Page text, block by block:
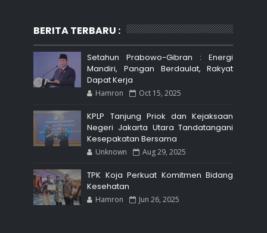
BERITA TERBARU :
Setahun Prabowo-Gibran : Energi
Mandiri, Pangan Berdaulat, Rakyat
Dapat Kerja
Hamron Oct 15, 2025
KPLP Tanjung Priok dan Kejaksaan
Negeri Jakarta Utara Tandatangani
Kesepakatan Bersama
Unknown Aug 29, 2025
TPK Koja Perkuat Komitmen Bidang
Kesehatan
Hamron Jun 26, 2025